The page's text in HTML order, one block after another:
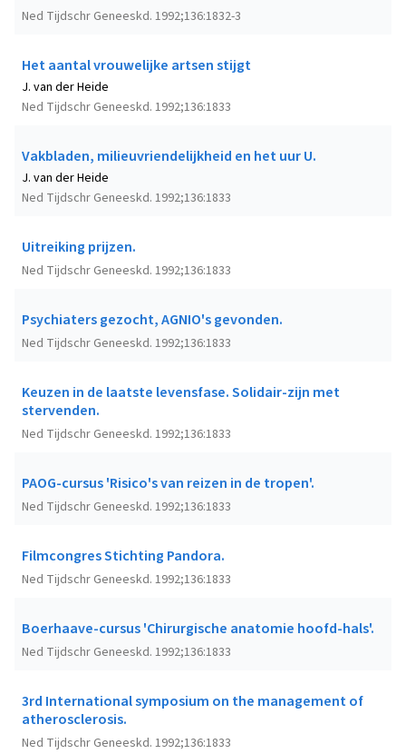
Ned Tijdschr Geneeskd. 1992;136:1832-3
Het aantal vrouwelijke artsen stijgt
Ned Tijdschr Geneeskd. 1992;136:1833
J. van der Heide
Vakbladen, milieuvriendelijkheid en het uur U.
Ned Tijdschr Geneeskd. 1992;136:1833
J. van der Heide
Uitreiking prijzen.
Ned Tijdschr Geneeskd. 1992;136:1833
Psychiaters gezocht, AGNIO's gevonden.
Ned Tijdschr Geneeskd. 1992;136:1833
Keuzen in de laatste levensfase. Solidair-zijn met
stervenden.
Ned Tijdschr Geneeskd. 1992;136:1833
PAOG-cursus 'Risico's van reizen in de tropen'.
Ned Tijdschr Geneeskd. 1992;136:1833
Filmcongres Stichting Pandora.
Ned Tijdschr Geneeskd. 1992;136:1833
Boerhaave-cursus 'Chirurgische anatomie hoofd-hals'.
Ned Tijdschr Geneeskd. 1992;136:1833
3rd International symposium on the management of
atherosclerosis.
Ned Tijdschr Geneeskd. 1992;136:1833